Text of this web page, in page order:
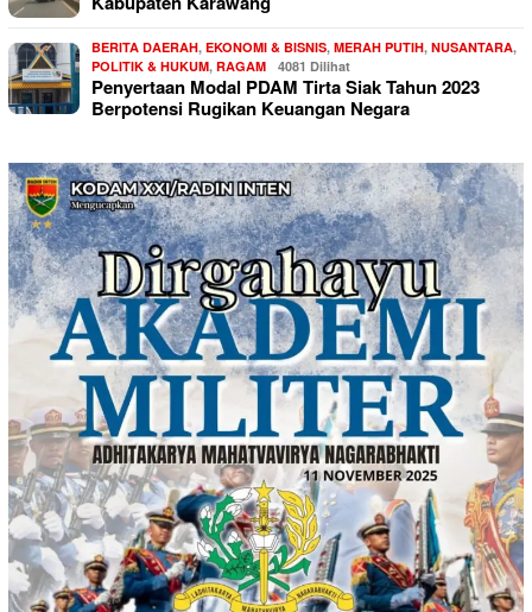
BERITA DAERAH, EKONOMI & BISNIS, MERAH PUTIH, NUSANTARA,
POLITIK & HUKUM, RAGAM 4081 Dilihat
Penyertaan Modal PDAM Tirta Siak Tahun 2023
Berpotensi Rugikan Keuangan Negara